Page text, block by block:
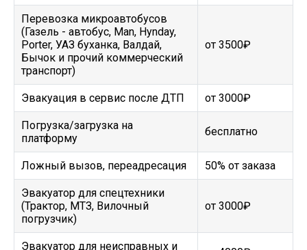
Перевозка микроавтобусов
(Газель - автобус, Man, Hynday,
Porter, УАЗ буханка, Валдай,
Бычок и прочий коммерческий
транспорт)
от 3500₽
Эвакуация в сервис после ДТП от 3000₽
Погрузка/загрузка на
платформу
бесплатно
Ложный вызов, переадресация 50% от заказа
Эвакуатор для спецтехники
(Трактор, МТЗ, Вилочный
погрузчик)
от 3000₽
Эвакуатор для неисправных и